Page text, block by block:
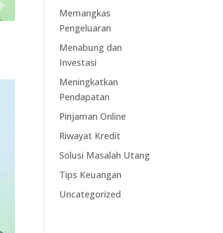
Memangkas
Pengeluaran
Menabung dan
Investasi
Meningkatkan
Pendapatan
Pinjaman Online
Riwayat Kredit
Solusi Masalah Utang
Tips Keuangan
Uncategorized